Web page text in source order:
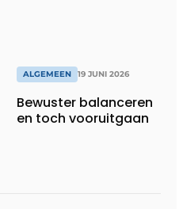
ALGEMEEN 19 JUNI 2026
Bewuster balanceren
en toch vooruitgaan